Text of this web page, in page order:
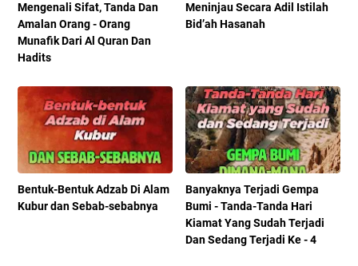
Mengenali Sifat, Tanda Dan
Amalan Orang - Orang
Munafik Dari Al Quran Dan
Hadits
Meninjau Secara Adil Istilah
Bid’ah Hasanah
Bentuk-Bentuk Adzab Di Alam
Kubur dan Sebab-sebabnya
Banyaknya Terjadi Gempa
Bumi - Tanda-Tanda Hari
Kiamat Yang Sudah Terjadi
Dan Sedang Terjadi Ke - 4